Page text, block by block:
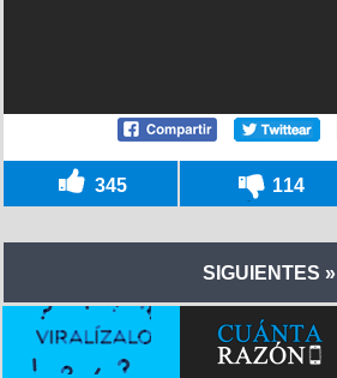
345 114
SIGUIENTES »